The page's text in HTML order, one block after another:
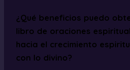
¿Qué beneficios puedo
libro de oraciones
hacia el crecimiento
con lo divino?